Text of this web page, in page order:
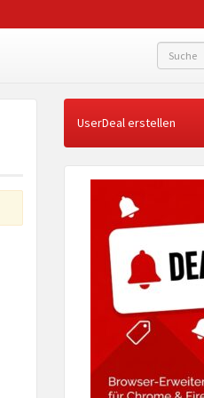
UserDeal erstellen